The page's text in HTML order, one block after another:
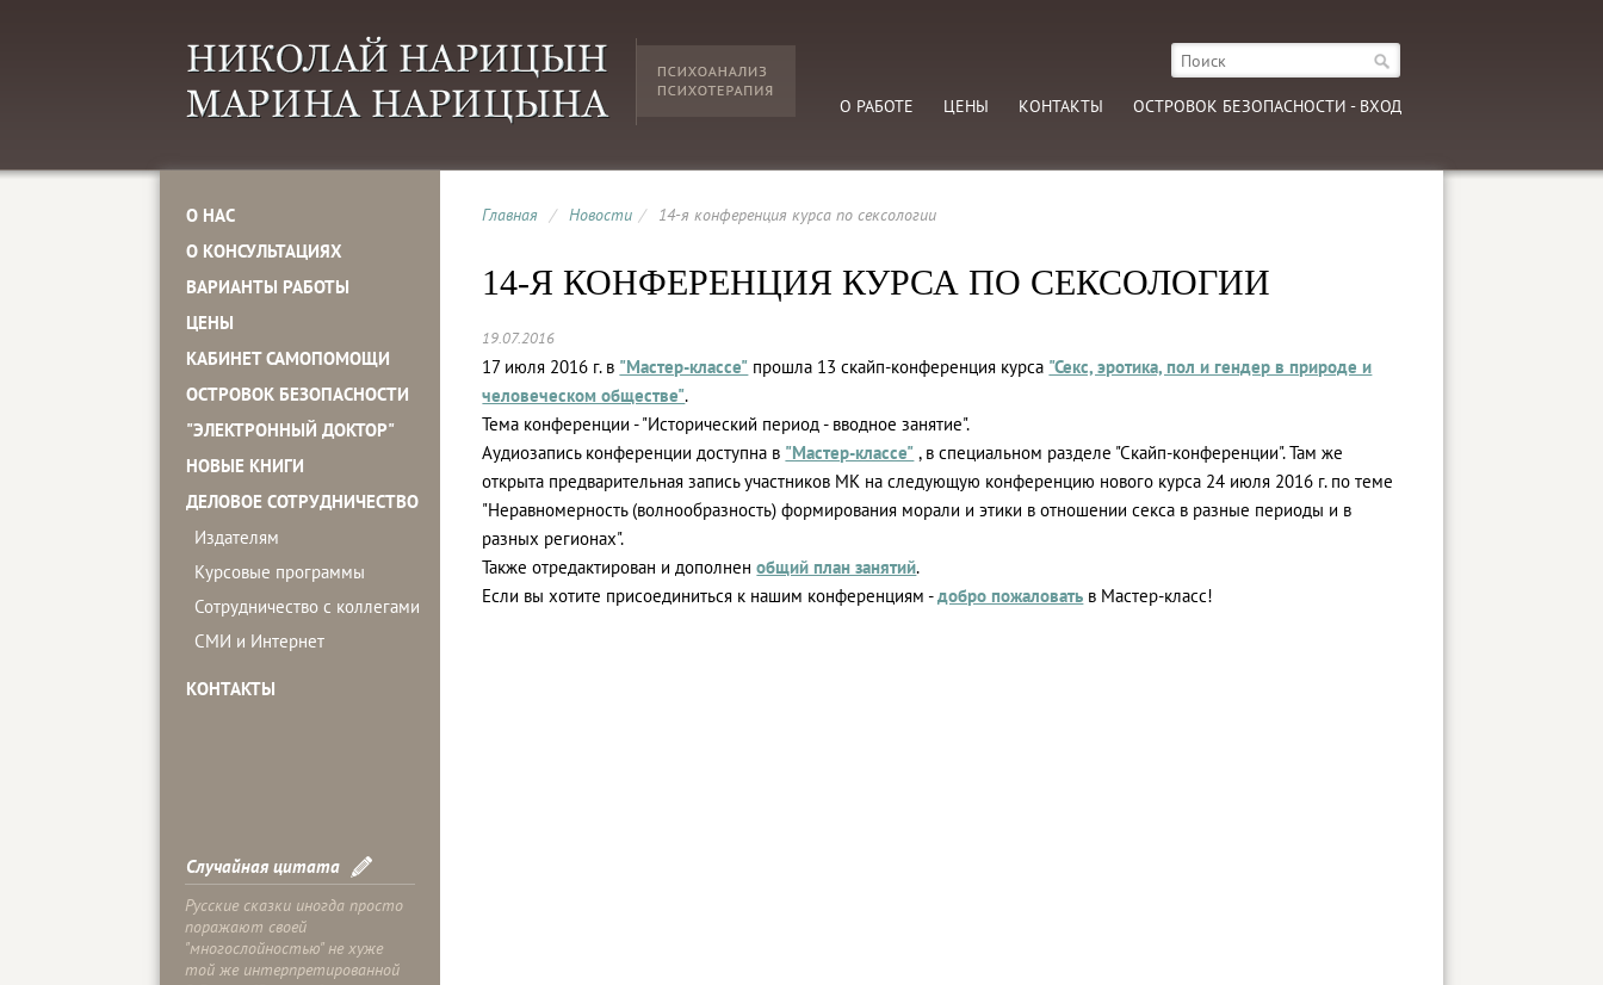
О РАБОТЕ ЦЕНЫ КОНТАКТЫ ОСТРОВОК БЕЗОПАСНОСТИ - ВХОД
О НАС
О КОНСУЛЬТАЦИЯХ
ВАРИАНТЫ РАБОТЫ
ЦЕНЫ
КАБИНЕТ САМОПОМОЩИ
ОСТРОВОК БЕЗОПАСНОСТИ
"ЭЛЕКТРОННЫЙ ДОКТОР"
НОВЫЕ КНИГИ
ДЕЛОВОЕ СОТРУДНИЧЕСТВО
Издателям
Курсовые программы
Сотрудничество с коллегами
СМИ и Интернет
КОНТАКТЫ
Случайная цитата
Русские сказки иногда просто
поражают своей
"многослойностью" не хуже
той же интерпретированной
Главная / Новости / 14-я конференция курса по сексологии
14-Я КОНФЕРЕНЦИЯ КУРСА ПО СЕКСОЛОГИИ
19.07.2016
17 июля 2016 г. в "Мастер-классе" прошла 13 скайп-конференция курса "Секс, эротика, пол и гендер в природе и
человеческом обществе".
Тема конференции - "Исторический период - вводное занятие".
Аудиозапись конференции доступна в "Мастер-классе" , в специальном разделе "Скайп-конференции". Там же
открыта предварительная запись участников МК на следующую конференцию нового курса 24 июля 2016 г. по теме
"Неравномерность (волнообразность) формирования морали и этики в отношении секса в разные периоды и в
разных регионах".
Также отредактирован и дополненобщий план занятий.
Если вы хотите присоединиться к нашим конференциям -добро пожаловать в Мастер-класс!